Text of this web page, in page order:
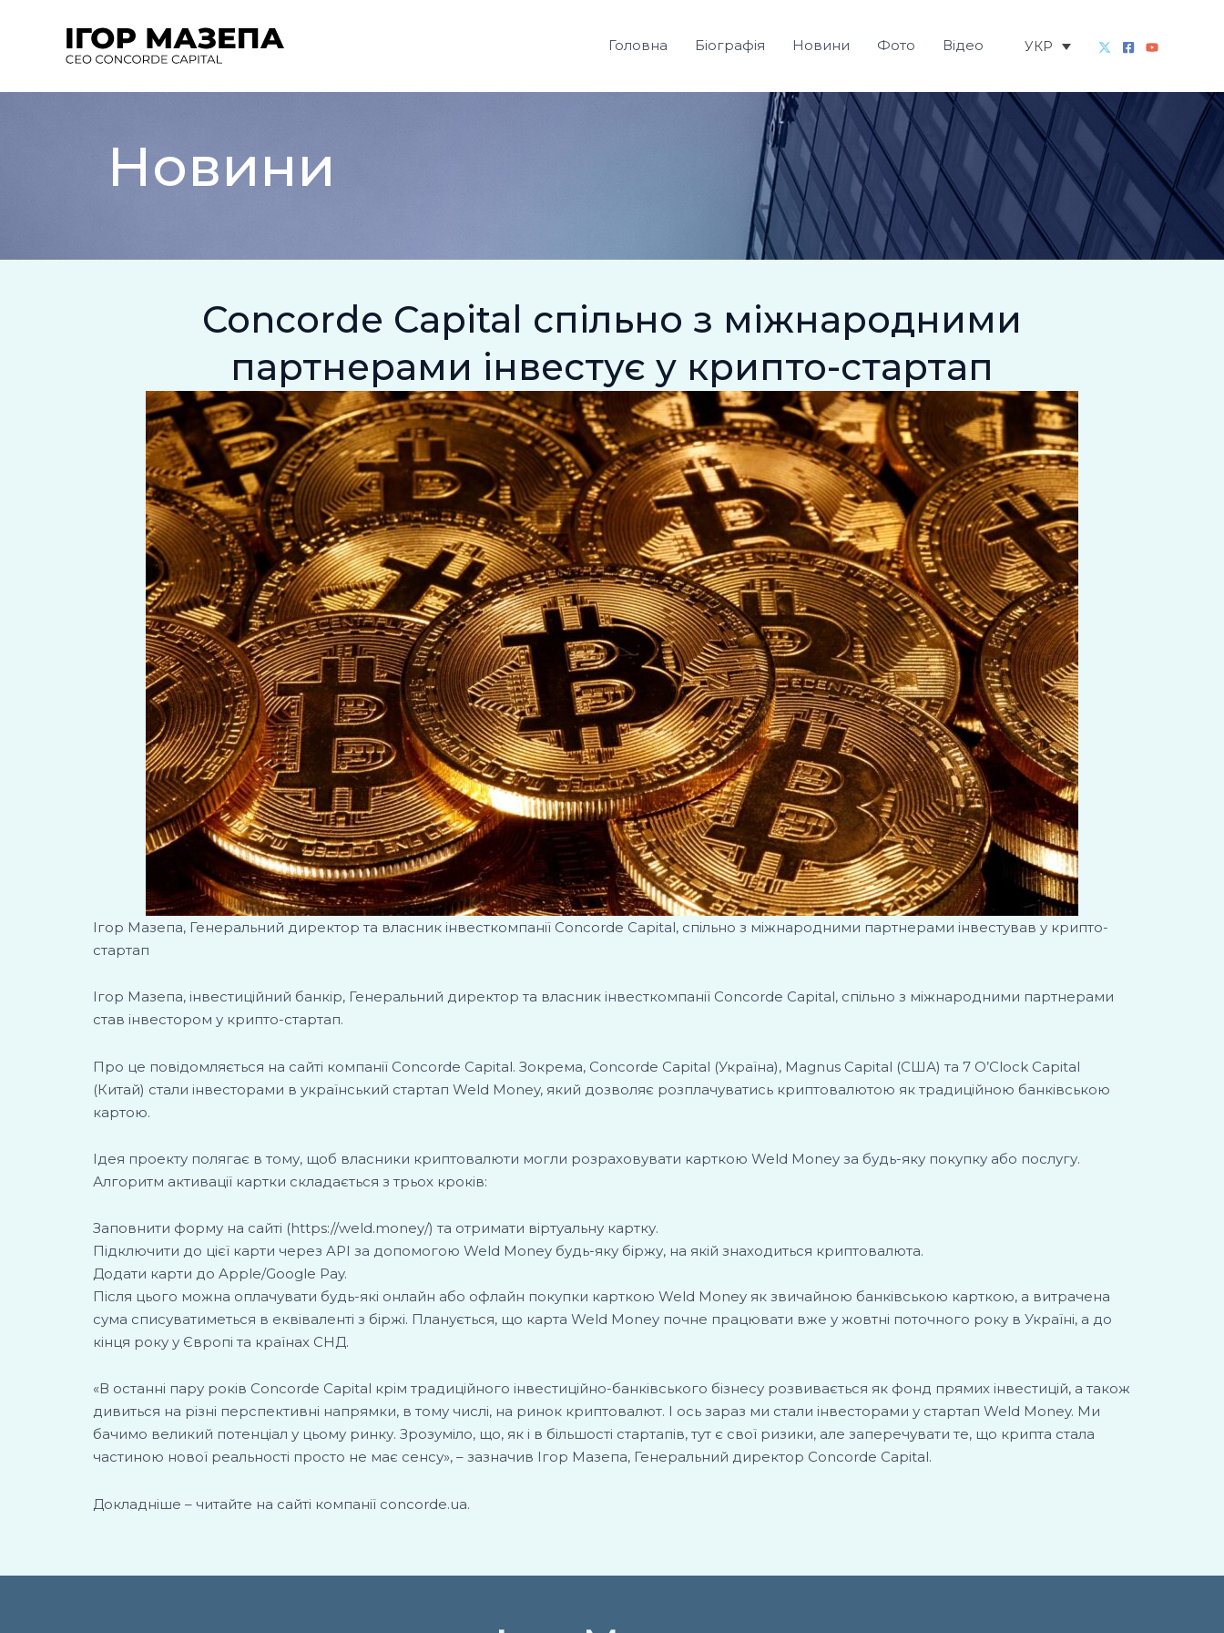
Головна Біографія Новини Фото Відео УКР
Новини
Concorde Capital спільно з міжнародними
партнерами інвестує у крипто-стартап
Ігор Мазепа, Генеральний директор та власник інвесткомпанії Concorde Capital, спільно з міжнародними партнерами інвестував у крипто-
стартап
Ігор Мазепа, інвестиційний банкір, Генеральний директор та власник інвесткомпанії Concorde Capital, спільно з міжнародними партнерами
став інвестором у крипто-стартап.
Про це повідомляється на сайті компанії Concorde Capital. Зокрема, Concorde Capital (Україна), Magnus Capital (США) та 7 O’Clock Capital
(Китай) стали інвесторами в український стартап Weld Money, який дозволяє розплачуватись криптовалютою як традиційною банківською
картою.
Ідея проекту полягає в тому, щоб власники криптовалюти могли розраховувати карткою Weld Money за будь-яку покупку або послугу.
Алгоритм активації картки складається з трьох кроків:
Заповнити форму на сайті (https://weld.money/) та отримати віртуальну картку.
Підключити до цієї карти через API за допомогою Weld Money будь-яку біржу, на якій знаходиться криптовалюта.
Додати карти до Apple/Google Pay.
Після цього можна оплачувати будь-які онлайн або офлайн покупки карткою Weld Money як звичайною банківською карткою, а витрачена
сума списуватиметься в еквіваленті з біржі. Планується, що карта Weld Money почне працювати вже у жовтні поточного року в Україні, а до
кінця року у Європі та країнах СНД.
«В останні пару років Concorde Capital крім традиційного інвестиційно-банківського бізнесу розвивається як фонд прямих інвестицій, а також
дивиться на різні перспективні напрямки, в тому числі, на ринок криптовалют. І ось зараз ми стали інвесторами у стартап Weld Money. Ми
бачимо великий потенціал у цьому ринку. Зрозуміло, що, як і в більшості стартапів, тут є свої ризики, але заперечувати те, що крипта стала
частиною нової реальності просто не має сенсу», – зазначив Ігор Мазепа, Генеральний директор Concorde Capital.
Докладніше – читайте на сайті компанії concorde.ua.